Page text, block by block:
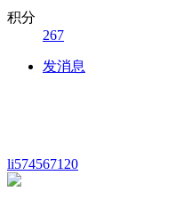
积分
267
发消息
li574567120